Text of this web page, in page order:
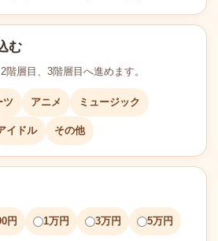
む
層目、3階層目へ進めます。
ツ アニメ ミュージック
イドル その他
円 1万円 3万円 5万円